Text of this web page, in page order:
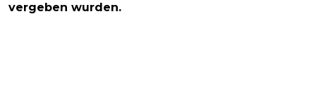
vergeben wurden.